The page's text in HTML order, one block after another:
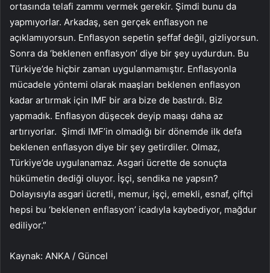
ortasında telafi zammı vermek gerekir. Şimdi bunu da
yapmıyorlar. Arkadaş, sen gerçek enflasyon ne
açıklamıyorsun. Enflasyon sepetin şeffaf değil, gizliyorsun.
Sonra da ‘beklenen enflasyon’ diye bir şey uydurdun. Bu
Türkiye’de hiçbir zaman uygulanmamıştır. Enflasyonla
mücadele yöntemi olarak maaşları beklenen enflasyon
kadar artırmak için IMF bir ara bize de bastırdı. Biz
yapmadık. Enflasyon düşecek deyip maaşı daha az
artırıyorlar. Şimdi IMF’in olmadığı bir dönemde ilk defa
beklenen enflasyon diye bir şey getirdiler. Olmaz,
Türkiye’de uygulanamaz. Asgari ücrette de sonuçta
hükümetin dediği oluyor. İşçi, sendika ne yapsın?
Dolayısıyla asgari ücretli, memur, işçi, emekli, esnaf, çiftçi
hepsi bu ‘beklenen enflasyon’ icadıyla kaybediyor, mağdur
ediliyor.”
Kaynak: ANKA / Güncel